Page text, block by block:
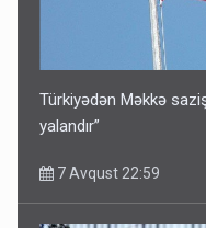
Türkiyədən Məkkə
yalandır”
7 Avqust 22:59